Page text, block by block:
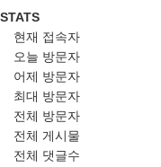
STATS
현재 접속자
오늘 방문자
어제 방문자
최대 방문자
전체 방문자
전체 게시물
전체 댓글수